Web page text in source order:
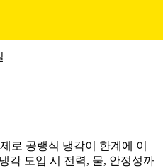
로 공랭식 냉각이 한계에 이
각 도입 시 전력, 물, 안정성까